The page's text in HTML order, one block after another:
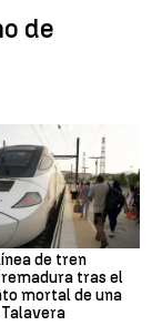
de
de tren
tras el
mortal de una